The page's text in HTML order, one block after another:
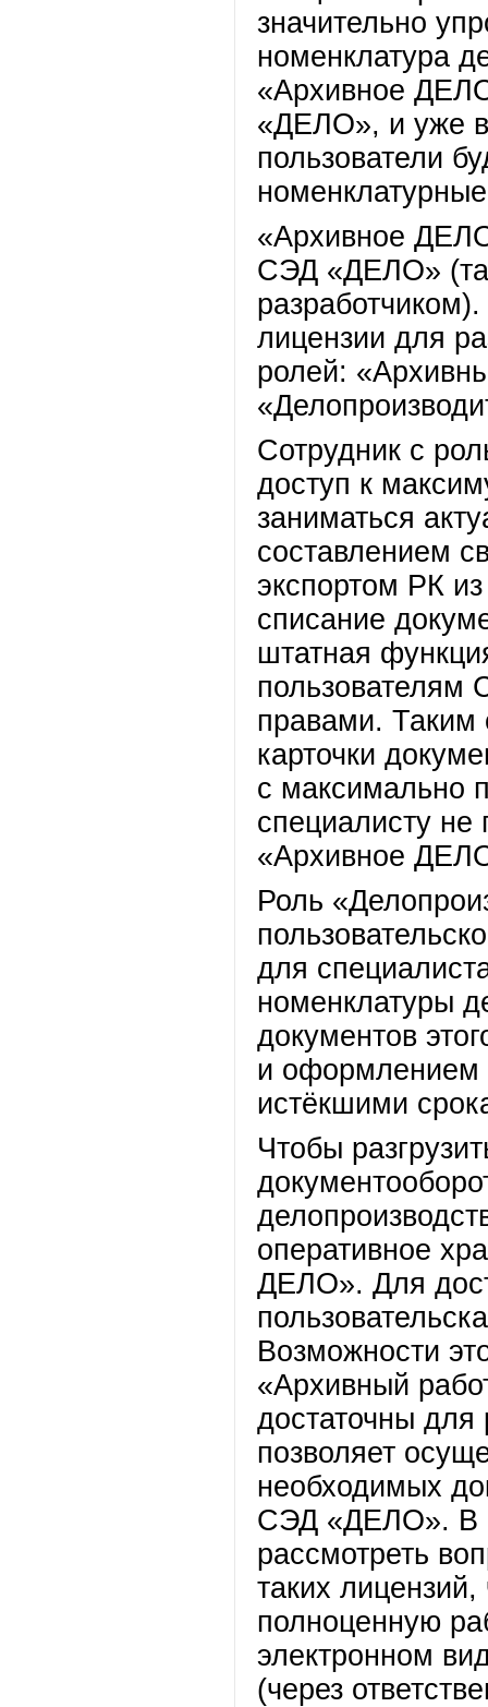
значительно
номенклатура
«Архивное
«ДЕЛО», и уже в
пользователи
«Архивное
СЭД «ДЕЛО»
лицензии для
ролей:
Сотрудник с
доступ к
заниматься
составлением
экспортом РК
списание
штатная
пользователям
правами. Таким
карточки
с максимально
специалисту не
«Архивное
Роль
для
номенклатуры
документов
и оформлением
истёкшими
Чтобы
оперативное
ДЕЛО». Для
Возможности
«Архивный
достаточны
позволяет
необходимых
СЭД «ДЕЛО». В
рассмотреть
таких лицензий,
полноценную
электронном
(через